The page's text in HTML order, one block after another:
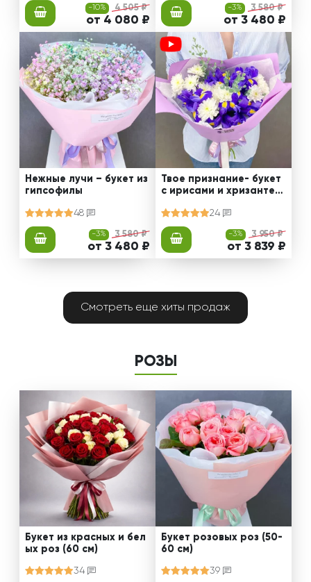
-10% 4 505 ₽
от 4 080 ₽
-3% 3 580 ₽
от 3 480 ₽
Нежные лучи – букет из
гипсофилы
48
-3% 3 580 ₽
от 3 480 ₽
Твое признание- букет
с ирисами и хризантем
24
-3% 3 950 ₽
от 3 839 ₽
Смотреть еще хиты продаж
РОЗЫ
Букет из красных и бел
ых роз (60 см)
34
Букет розовых роз (50-
60 см)
39